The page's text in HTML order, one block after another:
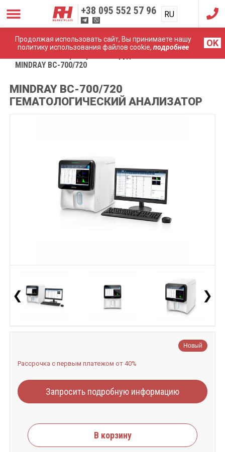
Продолжая использовать сайт, Вы принимаете нашу
политику использования файлов cookie, подробнее OK
+38 095 552 57 96 RU
UA
MINDRAY BC-700/720
MINDRAY BC-700/720
ГЕМАТОЛОГИЧЕСКИЙ АНАЛИЗАТОР
❮ ❯
Новый
Рассрочка с первым платежом от 40%
Запросить подробную информацию
В корзину